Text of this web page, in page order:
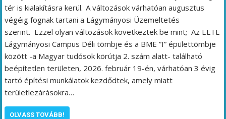
tér is kialakításra kerül. A változások várhatóan augusztus
végéig fognak tartani a Lágymányosi Üzemeltetés
szerint. Ezzel olyan változások következtek be mint; Az ELTE
Lágymányosi Campus Déli tömbje és a BME ”I” épülettömbje
között -a Magyar tudósok körútja 2. szám alatt- található
beépítetlen területen, 2026. február 19-én, várhatóan 3 évig
tartó építési munkálatok kezdődtek, amely miatt
területlezárásokra…
OLVASS TOVÁBB!